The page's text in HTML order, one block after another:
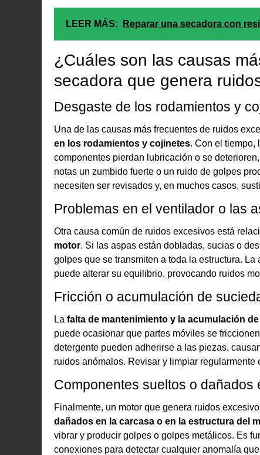
LEER MÁS: Reparar una secadora con
¿Cuáles son las causas
secadora que genera
Desgaste de los rodamientos y
Una de las causas más frecuentes de ruidos
en los rodamientos y cojinetes. Con el tiempo,
componentes pierdan lubricación o se
notas un zumbido fuerte o un ruido de golpes
necesiten ser revisados y, en muchos casos,
Problemas en el ventilador o las
Otra causa común de ruidos excesivos está
motor. Si las aspas están dobladas, sucias o
golpes que se transmiten a toda la estructura.
puede alterar su equilibrio, provocando ruidos
Fricción o acumulación de
La falta de mantenimiento y la acumulación
puede ocasionar que partes móviles se
detergente pueden adherirse a las piezas,
ruidos anómalos. Revisar y limpiar
Componentes sueltos o dañados
Finalmente, un motor que genera ruidos
dañados en la carcasa o en la estructura del
vibrar y producir golpes o golpes metálicos. Es
conexiones para detectar cualquier anomalía